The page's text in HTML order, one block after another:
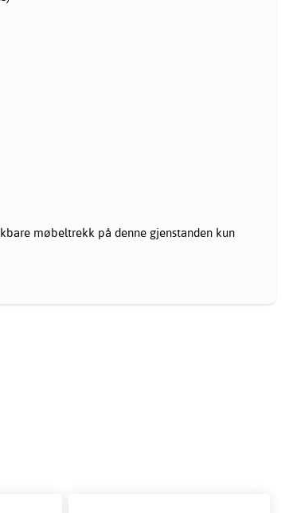
møbeltrekk på denne gjenstanden kun